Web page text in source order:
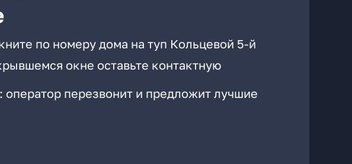
по номеру дома на туп Кольцевой 5-й
окне оставьте контактную
оператор перезвонит и предложит лучшие